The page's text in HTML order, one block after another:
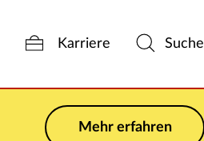
Karriere Suche
Mehr erfahren